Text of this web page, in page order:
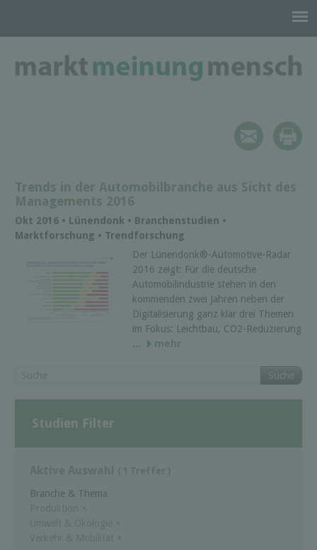
Trends in der Automobilbranche aus Sicht des
Managements 2016
Okt 2016 • Lünendonk • Branchenstudien •
Marktforschung • Trendforschung
Der Lünendonk®-Automotive-Radar
2016 zeigt: Für die deutsche
Automobilindustrie stehen in den
kommenden zwei Jahren neben der
Digitalisierung ganz klar drei Themen
im Fokus: Leichtbau, CO2-Reduzierung
...
mehr
Suche
Studien Filter
Aktive Auswahl ( 1 Treffer )
Branche & Thema
Produktion ×
Umwelt & Ökologie ×
Verkehr & Mobilität ×